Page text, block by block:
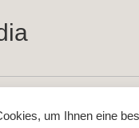
um Ihnen eine